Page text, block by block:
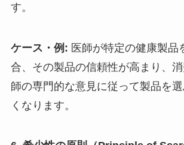
す。
ケース・例: 医師が特定の健康製品
合、その製品の信頼性が高まり、
師の専門的な意見に従って製品を
くなります。